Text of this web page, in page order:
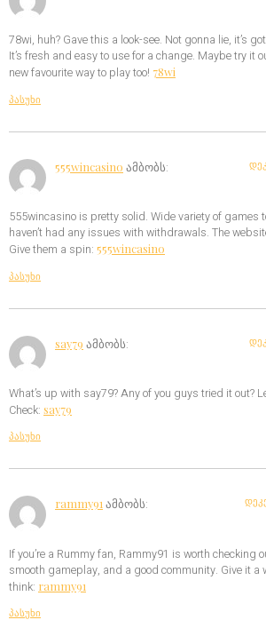
78wi, huh? Gave this a look-see. Not gonna lie, it’s
It’s fresh and easy to use for a change. Maybe try it
new favourite way to play too! 78wi
პასუხი
555wincasino ამბობს:
555wincasino is pretty solid. Wide variety of games
haven’t had any issues with withdrawals. The
Give them a spin: 555wincasino
პასუხი
say79 ამბობს:
What’s up with say79? Any of you guys tried it out?
Check: say79
პასუხი
rammy91 ამბობს:
If you’re a Rummy fan, Rammy91 is worth checking
smooth gameplay, and a good community. Give it a
think: rammy91
პასუხი